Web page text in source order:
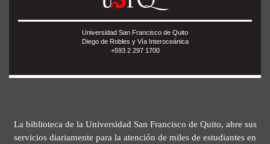
Universidad San Francisco de Quito
Diego de Robles y Vía Interoceánica
+593 2 297 1700
La biblioteca de la Universidad San Francisco de Quito, abre sus
servicios diariamente para la atención de miles de estudiantes en